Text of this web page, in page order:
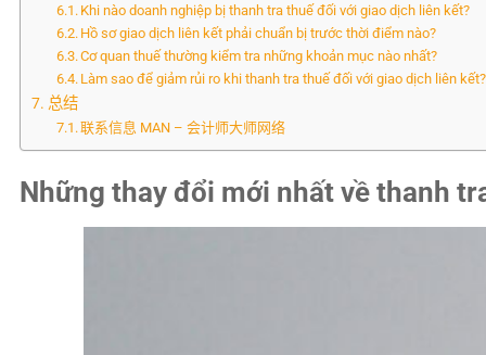
Khi nào doanh nghiệp bị thanh tra thuế đối với giao dịch liên kết?
Hồ sơ giao dịch liên kết phải chuẩn bị trước thời điểm nào?
Cơ quan thuế thường kiểm tra những khoản mục nào nhất?
Làm sao để giảm rủi ro khi thanh tra thuế đối với giao dịch liên kết?
总结
联系信息 MAN – 会计师大师网络
Những thay đổi mới nhất về thanh